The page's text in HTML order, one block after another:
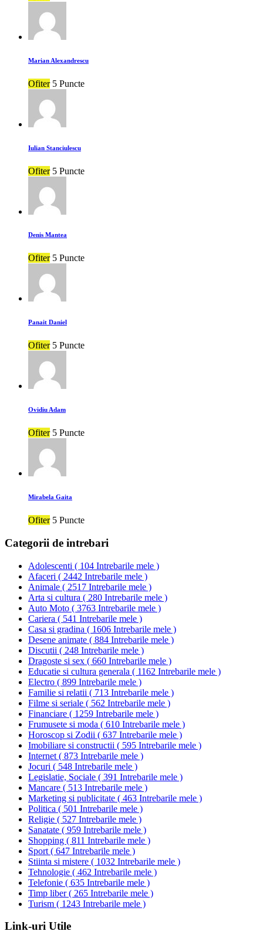
Marian Alexandrescu
Ofiter 5 Puncte
Iulian Stanciulescu
Ofiter 5 Puncte
Denis Mantea
Ofiter 5 Puncte
Panait Daniel
Ofiter 5 Puncte
Ovidiu Adam
Ofiter 5 Puncte
Mirabela Gaita
Ofiter 5 Puncte
Categorii de intrebari
Adolescenti ( 104 Intrebarile mele )
Afaceri ( 2442 Intrebarile mele )
Animale ( 2517 Intrebarile mele )
Arta si cultura ( 280 Intrebarile mele )
Auto Moto ( 3763 Intrebarile mele )
Cariera ( 541 Intrebarile mele )
Casa si gradina ( 1606 Intrebarile mele )
Desene animate ( 884 Intrebarile mele )
Discutii ( 248 Intrebarile mele )
Dragoste si sex ( 660 Intrebarile mele )
Educatie si cultura generala ( 1162 Intrebarile mele )
Electro ( 899 Intrebarile mele )
Familie si relatii ( 713 Intrebarile mele )
Filme si seriale ( 562 Intrebarile mele )
Financiare ( 1259 Intrebarile mele )
Frumusete si moda ( 610 Intrebarile mele )
Horoscop si Zodii ( 637 Intrebarile mele )
Imobiliare si constructii ( 595 Intrebarile mele )
Internet ( 873 Intrebarile mele )
Jocuri ( 548 Intrebarile mele )
Legislatie, Sociale ( 391 Intrebarile mele )
Mancare ( 513 Intrebarile mele )
Marketing si publicitate ( 463 Intrebarile mele )
Politica ( 501 Intrebarile mele )
Religie ( 527 Intrebarile mele )
Sanatate ( 959 Intrebarile mele )
Shopping ( 811 Intrebarile mele )
Sport ( 647 Intrebarile mele )
Stiinta si mistere ( 1032 Intrebarile mele )
Tehnologie ( 462 Intrebarile mele )
Telefonie ( 635 Intrebarile mele )
Timp liber( 265 Intrebarile mele )
Turism ( 1243 Intrebarile mele )
Link-uri Utile